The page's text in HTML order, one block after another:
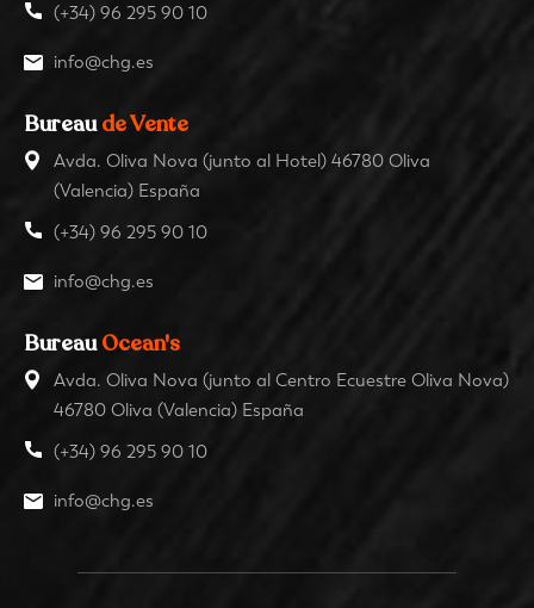
(+34) 96 295 90 10
info@chg.es
Bureaude Vente
Avda. Oliva Nova (junto al Hotel) 46780 Oliva
(Valencia) España
(+34) 96 295 90 10
info@chg.es
BureauOcean's
Avda. Oliva Nova (junto al Centro Ecuestre Oliva Nova)
46780 Oliva (Valencia) España
(+34) 96 295 90 10
info@chg.es